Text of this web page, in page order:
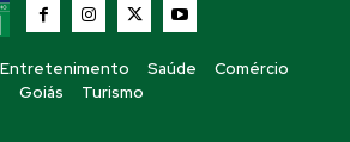
Entretenimento Saúde
Comércio
Goiás
Turismo